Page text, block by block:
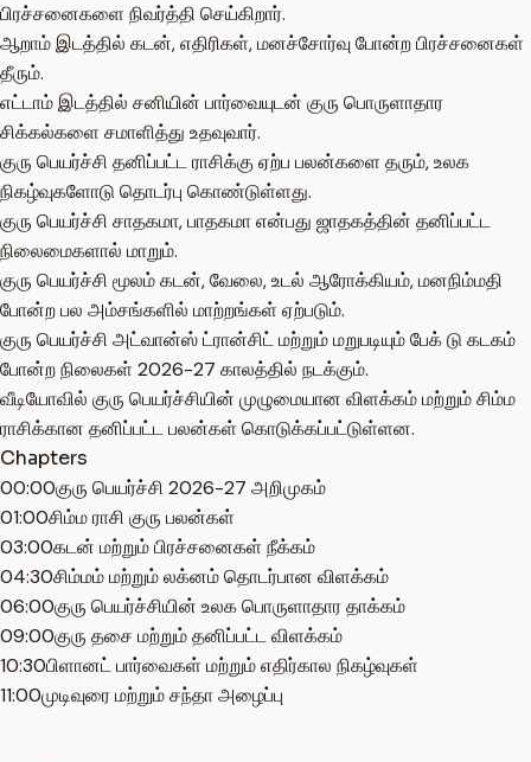
பிரச்சனைகளை நிவர்த்தி செய்கிறார்.
ஆறாம் இடத்தில் கடன், எதிரிகள், மனச்சோர்வு போன்ற பிரச்சனைகள்
தீரும்.
எட்டாம் இடத்தில் சனியின் பார்வையுடன் குரு பொருளாதார
சிக்கல்களை சமாளித்து உதவுவார்.
குரு பெயர்ச்சி தனிப்பட்ட ராசிக்கு ஏற்ப பலன்களை தரும், உலக
நிகழ்வுகளோடு தொடர்பு கொண்டுள்ளது.
குரு பெயர்ச்சி சாதகமா, பாதகமா என்பது ஜாதகத்தின் தனிப்பட்ட
நிலைமைகளால் மாறும்.
குரு பெயர்ச்சி மூலம் கடன், வேலை, உடல் ஆரோக்கியம், மனநிம்மதி
போன்ற பல அம்சங்களில் மாற்றங்கள் ஏற்படும்.
குரு பெயர்ச்சி அட்வான்ஸ் ட்ரான்சிட் மற்றும் மறுபடியும் பேக் டு கடகம்
போன்ற நிலைகள் 2026-27 காலத்தில் நடக்கும்.
வீடியோவில் குரு பெயர்ச்சியின் முழுமையான விளக்கம் மற்றும் சிம்ம
ராசிக்கான தனிப்பட்ட பலன்கள் கொடுக்கப்பட்டுள்ளன.
Chapters
00:00குரு பெயர்ச்சி 2026-27 அறிமுகம்
01:00சிம்ம ராசி குரு பலன்கள்
03:00கடன் மற்றும் பிரச்சனைகள் நீக்கம்
04:30சிம்மம் மற்றும் லக்னம் தொடர்பான விளக்கம்
06:00குரு பெயர்ச்சியின் உலக பொருளாதார தாக்கம்
09:00குரு தசை மற்றும் தனிப்பட்ட விளக்கம்
10:30பிளானட் பார்வைகள் மற்றும் எதிர்கால நிகழ்வுகள்
11:00முடிவுரை மற்றும் சந்தா அழைப்பு